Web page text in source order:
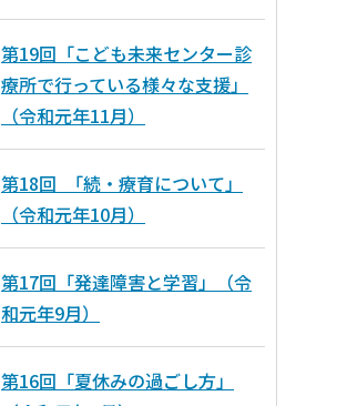
第19回「こども未来センター診
療所で行っている様々な支援」
（令和元年11月）
第18回 「続・療育について」
（令和元年10月）
第17回「発達障害と学習」（令
和元年9月）
第16回「夏休みの過ごし方」